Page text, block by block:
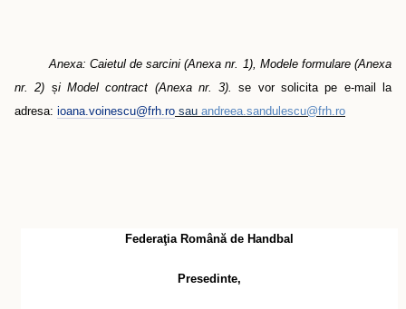
Anexa: Caietul de sarcini (Anexa nr. 1), Modele formulare (Anexa
nr. 2) și Model contract (Anexa nr. 3). se vor solicita pe e-mail la
adresa: ioana.voinescu@frh.ro sau andreea.sandulescu@frh.ro
Federaţia Română de Handbal
Presedinte,